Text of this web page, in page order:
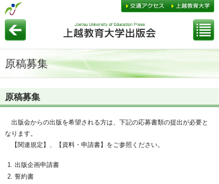
原稿募集
原稿募集
出版会からの出版を希望される方は、下記の応募書類の提出が必要と
なります。
【関連規定】、【資料・申請書】をご参照ください。
出版企画申請書
誓約書